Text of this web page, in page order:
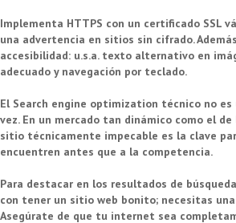
Implementa HTTPS con un certificado SSL
una advertencia en sitios sin cifrado.
accesibilidad: u.s.a. texto alternativo en
adecuado y navegación por teclado.
El Search engine optimization técnico no
vez. En un mercado tan dinámico como el
sitio técnicamente impecable es la clave
encuentren antes que a la competencia.
Para destacar en los resultados de
con tener un sitio web bonito; necesitas
Asegúrate de que tu internet sea